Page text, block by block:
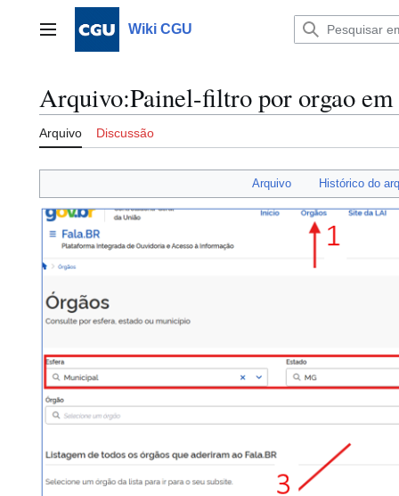
Menu principalWiki CGU
Arquivo:Painel-filtro por orgao
Arquivo Discussão
Arquivo Histórico do